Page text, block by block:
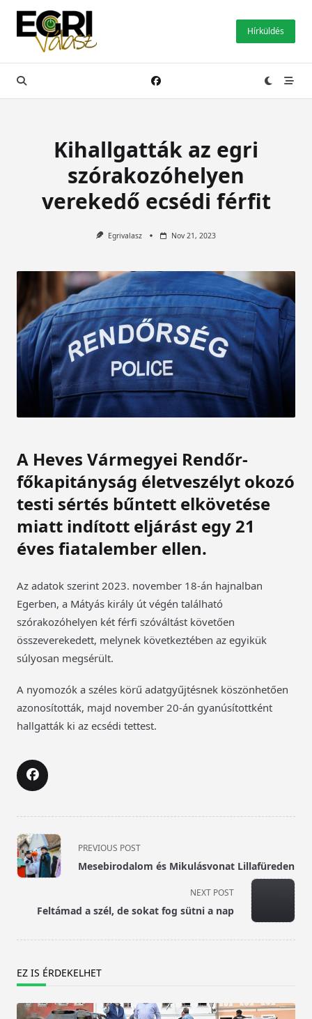
Skip
content
Hírküldés
Kihallgatták az egri
szórakozóhelyen
verekedő ecsédi férfit
Egrivalasz Nov 21, 2023
A Heves Vármegyei Rendőr-
főkapitányság életveszélyt okozó
testi sértés bűntett elkövetése
miatt indított eljárást egy 21
éves fiatalember ellen.
Az adatok szerint 2023. november 18-án hajnalban
Egerben, a Mátyás király út végén található
szórakozóhelyen két férfi szóváltást követően
összeverekedett, melynek következtében az egyikük
súlyosan megsérült.
A nyomozók a széles körű adatgyűjtésnek köszönhetően
azonosították, majd november 20-án gyanúsítottként
hallgatták ki az ecsédi tettest.
<span
class="nav-
subtitle
reader-
PREVIOUS POST
Mesebirodalom és Mikulásvonat Lillafüreden
NEXT POST
Feltámad a szél, de sokat fog sütni a nap
EZ IS ÉRDEKELHET